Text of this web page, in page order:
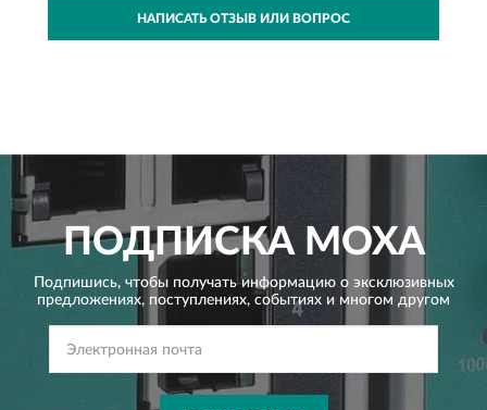
НАПИСАТЬ ОТЗЫВ ИЛИ ВОПРОС
ПОДПИСКАMOXA
Подпишись, чтобы получать информацию о эксклюзивных
предложениях, поступлениях, событиях и многом другом